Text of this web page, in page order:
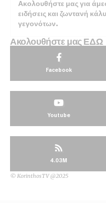
Ακολουθήστε μας για
ειδήσεις και ζωντανή
γεγονότων.
Ακολουθήστε μας ΕΔΩ
Facebook
Youtube
4.03M
© KorinthosTV @2025